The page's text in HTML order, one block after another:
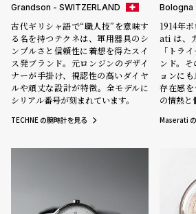
Grandson - SWITZERLAND
古代ギリシャ語で“職人技”を意味す
る名を持つテクネは、軍用器具のシ
ンプルさと信頼性に着想を得たスイ
ス発ブランド。元ロンジンのデザイ
ナーが手掛け、視認性の高いダイヤ
ルや頑丈な設計が特徴。全モデルに
シリアル番号が刻まれています。
TECHNE の腕時計を見る
Bologna
1914年
ati は、
「トラ
ンド。
ョンに
存在感
の情熱と
Maserati